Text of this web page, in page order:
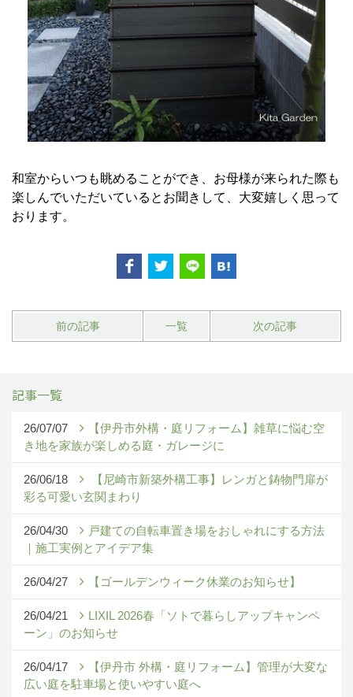
和室からいつも眺めることができ、お母様が来られた際も
楽しんでいただいているとお聞きして、大変嬉しく思って
おります。
前の記事 一覧 次の記事
記事一覧
26/07/07
【伊丹市外構・庭リフォーム】雑草に悩む空
き地を家族が楽しめる庭・ガレージに
26/06/18
【尼崎市新築外構工事】レンガと鋳物門扉が
彩る可愛い玄関まわり
26/04/30
戸建ての自転車置き場をおしゃれにする方法
｜施工実例とアイデア集
26/04/27 【ゴールデンウィーク休業のお知らせ】
26/04/21
LIXIL 2026春「ソトで暮らしアップキャンペ
ーン」のお知らせ
26/04/17
【伊丹市 外構・庭リフォーム】管理が大変な
広い庭を駐車場と使いやすい庭へ